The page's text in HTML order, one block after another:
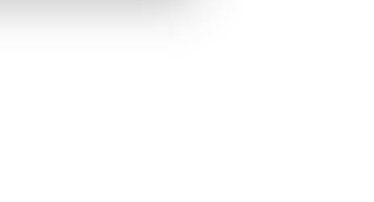
sunulması
ve sizlere yönelik
detaylı bilgi için Ayarlar
ve sitemizde ilgili